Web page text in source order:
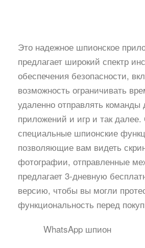
Это надежное шпионское
предлагает широкий спектр
обеспечения безопасности,
возможность ограничивать
удаленно отправлять команды
приложений и игр и так
специальные шпионские
позволяющие вам видеть
фотографии, отправленные
предлагает 3-дневную
версию, чтобы вы могли
функциональность перед
WhatsApp шпион